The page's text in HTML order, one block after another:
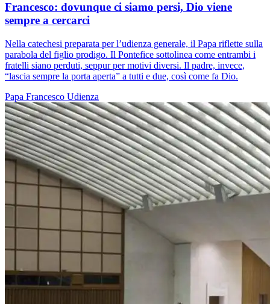
Francesco: dovunque ci siamo persi, Dio viene
sempre a cercarci
Nella catechesi preparata per l’udienza generale, il Papa riflette sulla
parabola del figlio prodigo. Il Pontefice sottolinea come entrambi i
fratelli siano perduti, seppur per motivi diversi. Il padre, invece,
“lascia sempre la porta aperta” a tutti e due, così come fa Dio.
Papa Francesco Udienza